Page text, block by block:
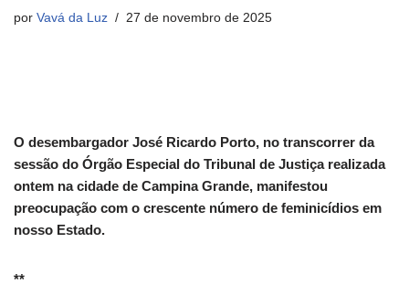
por Vavá da Luz 27 de novembro de 2025
O desembargador José Ricardo Porto, no transcorrer da
sessão do Órgão Especial do Tribunal de Justiça realizada
ontem na cidade de Campina Grande, manifestou
preocupação com o crescente número de feminicídios em
nosso Estado.
**